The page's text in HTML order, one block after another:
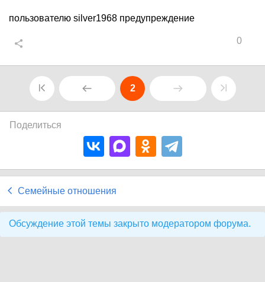
пользователю silver1968 предупреждение
0
2
Поделиться
Семейные отношения
Обсуждение этой темы закрыто модератором форума.